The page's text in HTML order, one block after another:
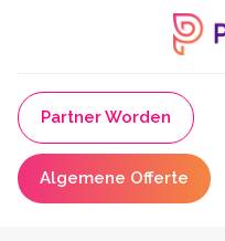
Partner Worden
Algemene Offerte